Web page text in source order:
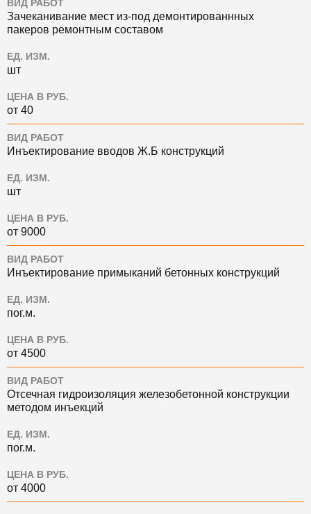
ВИД РАБОТ
Зачеканивание мест из-под демонтированнных
пакеров ремонтным составом
ЕД. ИЗМ.
шт
ЦЕНА В РУБ.
от 40
ВИД РАБОТ
Инъектирование вводов Ж.Б конструкций
ЕД. ИЗМ.
шт
ЦЕНА В РУБ.
от 9000
ВИД РАБОТ
Инъектирование примыканий бетонных конструкций
ЕД. ИЗМ.
пог.м.
ЦЕНА В РУБ.
от 4500
ВИД РАБОТ
Отсечная гидроизоляция железобетонной конструкции
методом инъекций
ЕД. ИЗМ.
пог.м.
ЦЕНА В РУБ.
от 4000